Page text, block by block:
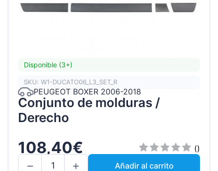
Disponible (3+)
SKU: W1-DUCATO06_L3_SET_R
PEUGEOT BOXER 2006-2018
Conjunto de molduras /
Derecho
108,40€
()
Añadir al carrito